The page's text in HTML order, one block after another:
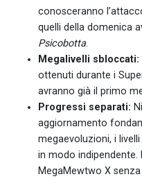
conosceranno
quelli della domenica
Psicobotta.
Megalivelli sbloccati:
ottenuti durante i
avranno già il primo
Progressi separati:
aggiornamento
megaevoluzioni, i
in modo
MegaMewtwo X